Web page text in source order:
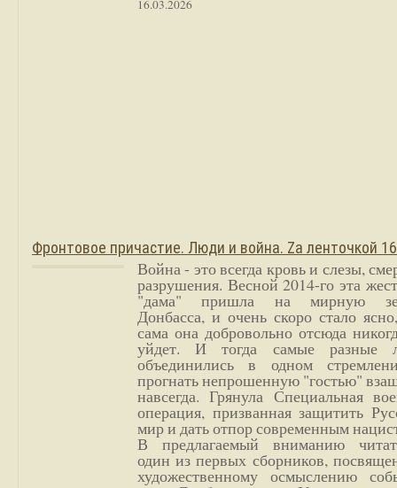
16.03.2026
Фронтовое причастие. Люди и война. Zа ленточкой
Война - это всегда кровь и слезы,
разрушения. Весной 2014-го эта
"дама" пришла на мирную
Донбасса, и очень скоро стало
сама она добровольно отсюда
уйдет. И тогда самые разные
объединились в одном
прогнать непрошенную "гостью"
навсегда. Грянула Специальная
операция, призванная защитить
мир и дать отпор современным
В предлагаемый вниманию
один из первых сборников,
художественному осмыслению